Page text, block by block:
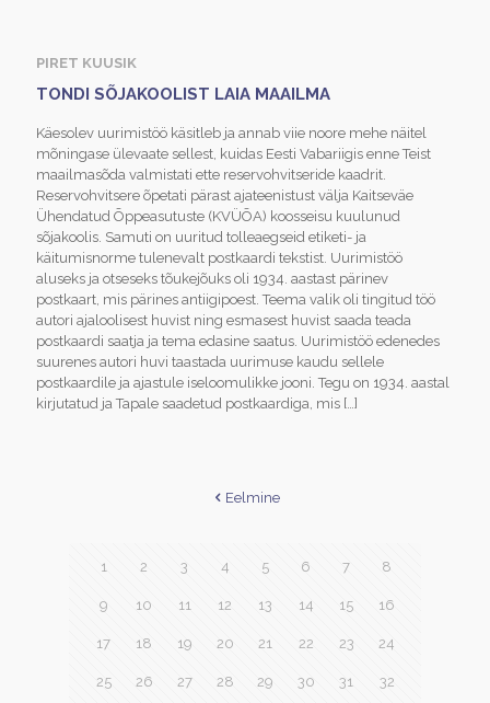
PIRET KUUSIK
TONDI SÕJAKOOLIST LAIA MAAILMA
Käesolev uurimistöö käsitleb ja annab viie noore mehe näitel
mõningase ülevaate sellest, kuidas Eesti Vabariigis enne Teist
maailmasõda valmistati ette reservohvitseride kaadrit.
Reservohvitsere õpetati pärast ajateenistust välja Kaitseväe
Ühendatud Õppeasutuste (KVÜÕA) koosseisu kuulunud
sõjakoolis. Samuti on uuritud tolleaegseid etiketi- ja
käitumisnorme tulenevalt postkaardi tekstist. Uurimistöö
aluseks ja otseseks tõukejõuks oli 1934. aastast pärinev
postkaart, mis pärines antiigipoest. Teema valik oli tingitud töö
autori ajaloolisest huvist ning esmasest huvist saada teada
postkaardi saatja ja tema edasine saatus. Uurimistöö edenedes
suurenes autori huvi taastada uurimuse kaudu sellele
postkaardile ja ajastule iseloomulikke jooni. Tegu on 1934. aastal
kirjutatud ja Tapale saadetud postkaardiga, mis […]
Eelmine
1 2 3 4 5 6 7 8
9 10 11 12 13 14 15 16
17 18 19 20 21 22 23 24
25 26 27 28 29 30 31 32